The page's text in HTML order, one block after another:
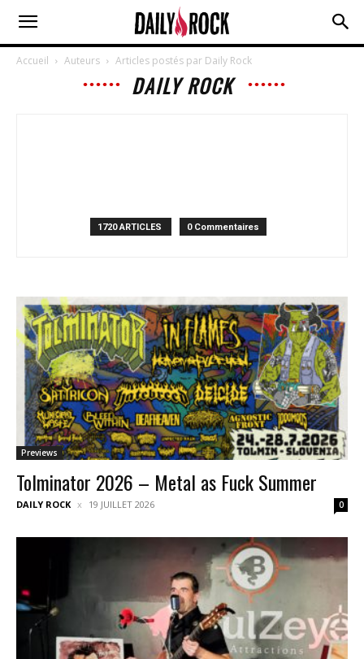
Accueil Auteurs Articles postés par Daily Rock
DAILY ROCK
1720 ARTICLES 0 Commentaires
Previews
Tolminator 2026 – Metal as Fuck Summer
DAILY ROCK 19 JUILLET 2026 0